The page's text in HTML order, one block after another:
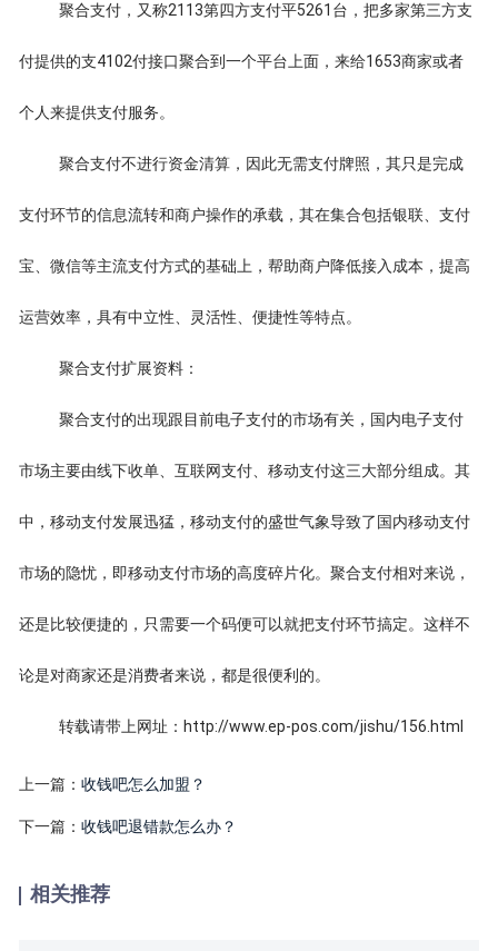
聚合支付，又称2113第四方支付平5261台，把多家第三方支
付提供的支4102付接口聚合到一个平台上面，来给1653商家或者
个人来提供支付服务。
聚合支付不进行资金清算，因此无需支付牌照，其只是完成
支付环节的信息流转和商户操作的承载，其在集合包括银联、支付
宝、微信等主流支付方式的基础上，帮助商户降低接入成本，提高
运营效率，具有中立性、灵活性、便捷性等特点。
聚合支付扩展资料：
聚合支付的出现跟目前电子支付的市场有关，国内电子支付
市场主要由线下收单、互联网支付、移动支付这三大部分组成。其
中，移动支付发展迅猛，移动支付的盛世气象导致了国内移动支付
市场的隐忧，即移动支付市场的高度碎片化。聚合支付相对来说，
还是比较便捷的，只需要一个码便可以就把支付环节搞定。这样不
论是对商家还是消费者来说，都是很便利的。
转载请带上网址：http://www.ep-pos.com/jishu/156.html
上一篇：收钱吧怎么加盟？
下一篇：收钱吧退错款怎么办？
相关推荐